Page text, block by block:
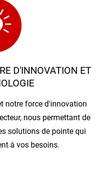
D'INNOVATION ET
notre force d'innovation
nous permettant de
solutions de pointe qui
à vos besoins.